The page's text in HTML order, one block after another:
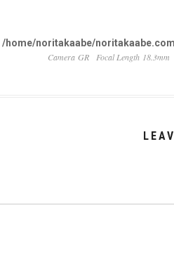
/home/noritakaabe/
Camera GR
Focal Length 18.3mm